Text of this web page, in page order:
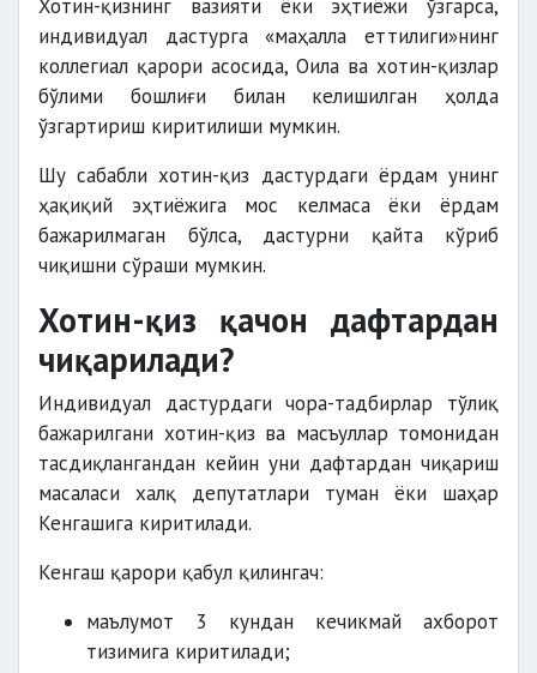
Хотин-қизнинг вазияти ёки эҳтиёжи ўзгарса,
индивидуал дастурга «маҳалла еттилиги»нинг
коллегиал қарори асосида, Оила ва хотин-қизлар
бўлими бошлиғи билан келишилган ҳолда
ўзгартириш киритилиши мумкин.
Шу сабабли хотин-қиз дастурдаги ёрдам унинг
ҳақиқий эҳтиёжига мос келмаса ёки ёрдам
бажарилмаган бўлса, дастурни қайта кўриб
чиқишни сўраши мумкин.
Хотин-қиз қачон дафтардан
чиқарилади?
Индивидуал дастурдаги чора-тадбирлар тўлиқ
бажарилгани хотин-қиз ва масъуллар томонидан
тасдиқлангандан кейин уни дафтардан чиқариш
масаласи халқ депутатлари туман ёки шаҳар
Кенгашига киритилади.
Кенгаш қарори қабул қилингач:
маълумот 3 кундан кечикмай ахборот
тизимига киритилади;